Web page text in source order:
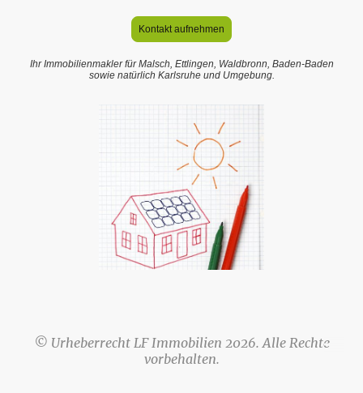
Kontakt aufnehmen
Ihr Immobilienmakler für Malsch, Ettlingen, Waldbronn, Baden-Baden
sowie natürlich Karlsruhe und Umgebung.
© Urheberrecht LF Immobilien 2026. Alle Rechte
vorbehalten.